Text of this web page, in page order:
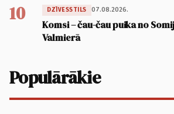
10 DZĪVESSTILS 07.08.2026.
Komsi – čau-čau puika no
Valmierā
Populārākie